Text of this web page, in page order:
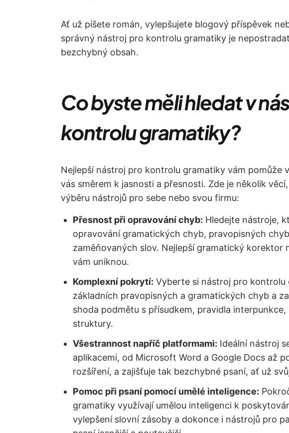
Ať už píšete román, vylepšujete blogový příspěvek
správný nástroj pro kontrolu gramatiky je
bezchybný obsah.
Co byste měli hledat v
kontrolu gramatiky?
Nejlepší nástroj pro kontrolu gramatiky vám pomůže
vás směrem k jasnosti a přesnosti. Zde je několik
výběru nástrojů pro sebe nebo svou firmu:
Přesnost při opravování chyb: Hledejte nástroje,
opravování gramatických chyb, pravopisných
zaměňovaných slov. Nejlepší gramatický korektor
vám uniknou.
Komplexní pokrytí: Vyberte si nástroj pro kontrolu
základních pravopisných a gramatických chyb a
shoda podmětu s přísudkem, pravidla
struktury.
Všestrannost napříč platformami: Ideální nástroj
aplikacemi, od Microsoft Word a Google Docs až
rozšíření, a zajišťuje tak bezchybné psaní, ať už
Pomoc při psaní pomocí umělé inteligence:
gramatiky využívají umělou inteligenci k
vylepšení slovní zásoby a dokonce i nástrojů pro